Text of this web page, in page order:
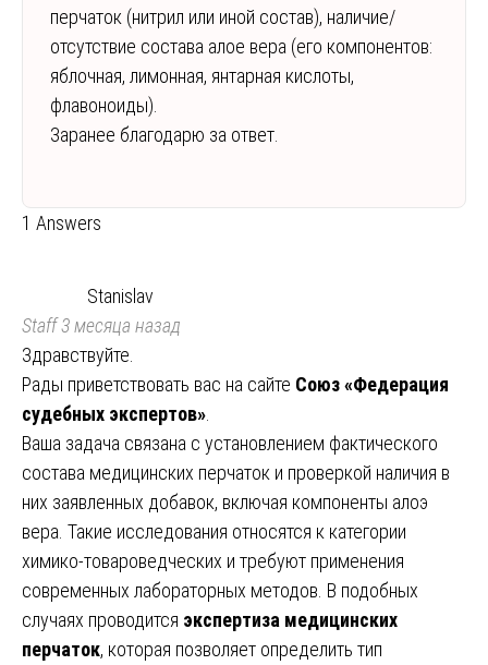
перчаток (нитрил или иной состав), наличие/
отсутствие состава алое вера (его компонентов:
яблочная, лимонная, янтарная кислоты,
флавоноиды).
Заранее благодарю за ответ.
1 Answers
Stanislav
Staff3 месяца назад
Здравствуйте.
Рады приветствовать вас на сайте Союз «Федерация
судебных экспертов»
Ваша задача связана с установлением фактического
состава медицинских перчаток и проверкой наличия в
них заявленных добавок, включая компоненты алоэ
вера. Такие исследования относятся к категории
химико-товароведческих и требуют применения
современных лабораторных методов. В подобных
случаях проводится экспертиза медицинских
перчаток, которая позволяет определить тип